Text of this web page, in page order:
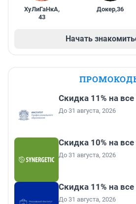
ХуЛиГаНкА,
43
Докер,36
Начать
Скидка 11% на
До 31 августа, 2026
Скидка 10% на
До 31 августа, 2026
Скидка 11% на
До 31 августа, 2026